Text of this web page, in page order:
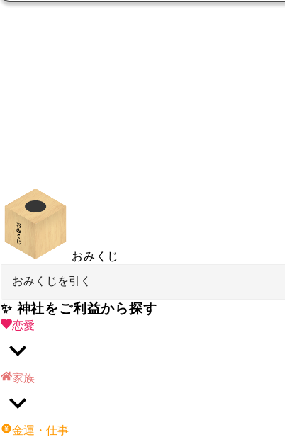
おみくじ
おみくじを引く
✨ 神社をご利益から探す
恋愛
家族
金運・仕事